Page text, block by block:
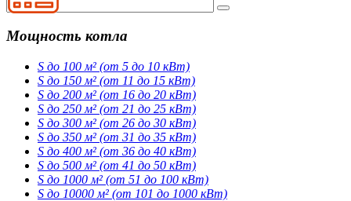
Мощность котла
S до 100 м² (от 5 до 10 кВт)
S до 150 м² (от 11 до 15 кВт)
S до 200 м² (от 16 до 20 кВт)
S до 250 м² (от 21 до 25 кВт)
S до 300 м² (от 26 до 30 кВт)
S до 350 м² (от 31 до 35 кВт)
S до 400 м² (от 36 до 40 кВт)
S до 500 м² (от 41 до 50 кВт)
S до 1000 м² (от 51 до 100 кВт)
S до 10000 м² (от 101 до 1000 кВт)